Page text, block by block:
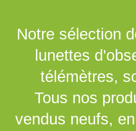
Notre sélection
lunettes
télémètres,
Tous nos
vendus neufs,